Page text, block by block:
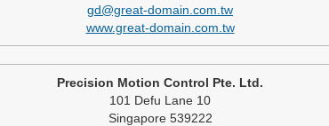
gd@great-domain.com.tw
www.great-domain.com.tw
Precision Motion Control Pte. Ltd.
101 Defu Lane 10
Singapore 539222